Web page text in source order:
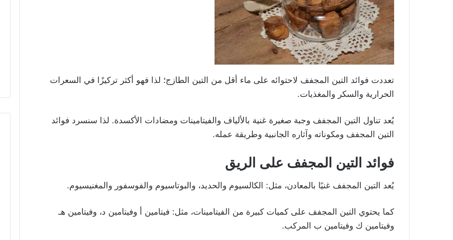
تعددت فوائد التين المجفف لاحتوائه على ماء أقل من التين الطازج؛ لذا فهو أكثر تركيزًا في السعرات
الحرارية والسكر والمغذيات.
يُعد تناول التين المجفف وجبة صغيرة غنية بالألياف والفيتامينات ومضادات الأكسدة. لذا سنسرد فوائد
التين المجفف ومكوناته وآثاره الجانبية وطريقة عمله.
فوائد التين المجفف على الريق
يُعد التين المجفف غنيًا بالمعادن، مثل: الكالسيوم والحديد، والبوتاسيوم والفوسفور والمغنيسيوم.
كما يحتوي التين المجفف على كميات كبيرة من الفيتامينات، مثل: فيتامين أ وفيتامين د، وفيتامين هـ
وفيتامين ك وفيتامين ب المركب.